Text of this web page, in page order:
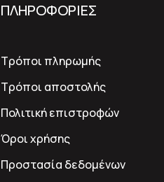
ΠΛΗΡΟΦΟΡΙΕΣ
Τρόποι πληρωμής
Τρόποι αποστολής
Πολιτική επιστροφών
Όροι χρήσης
Προστασία δεδομένων